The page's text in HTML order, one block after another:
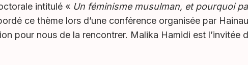
intitulé « Un féminisme musulman, et pourquoi
ce thème lors d’une conférence organisée par
pour nous de la rencontrer. Malika Hamidi est l’invitée